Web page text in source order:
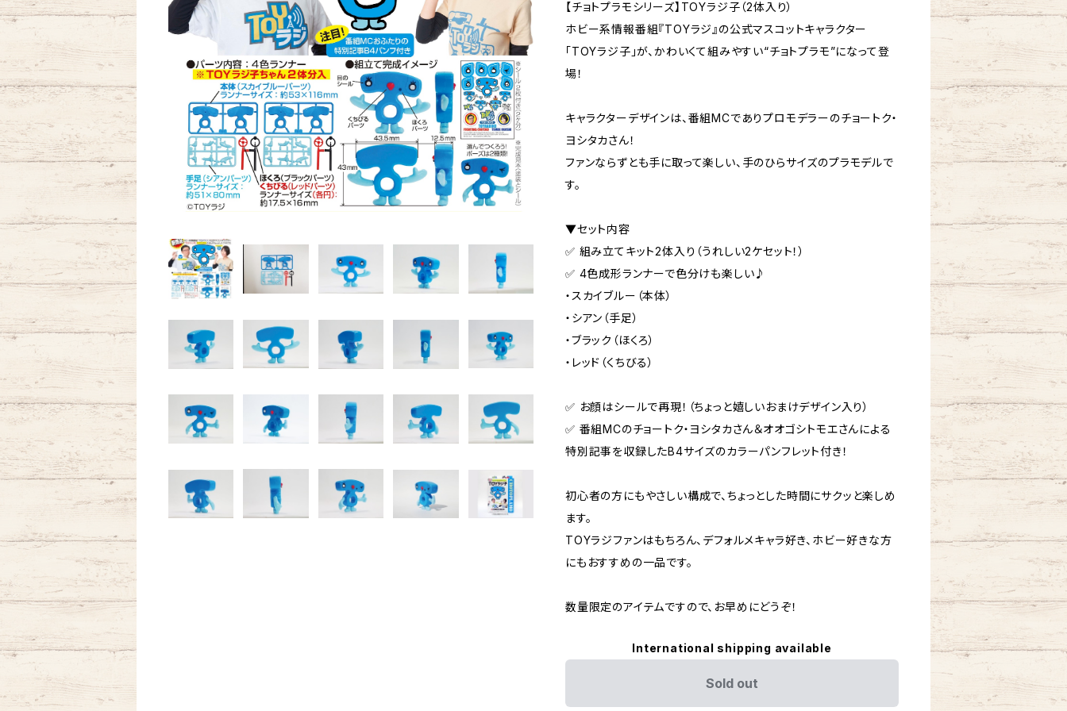
【チョトプラモシリーズ】TOYラジ子（2体入り）
ホビー系情報番組『TOYラジ』の公式マスコットキャラクター
「TOYラジ子」が、かわいくて組みやすい“チョトプラモ”になって登
場！
キャラクターデザインは、番組MCでありプロモデラーのチョートク・
ヨシタカさん！
ファンならずとも手に取って楽しい、手のひらサイズのプラモデルで
す。
▼セット内容
✅ 組み立てキット2体入り（うれしい2ケセット！）
✅ 4色成形ランナーで色分けも楽しい♪
・スカイブルー（本体）
・シアン（手足）
・ブラック（ほくろ）
・レッド（くちびる）
✅ お顔はシールで再現！（ちょっと嬉しいおまけデザイン入り）
✅ 番組MCのチョートク・ヨシタカさん＆オオゴシトモエさんによる
特別記事を収録したB4サイズのカラーパンフレット付き！
初心者の方にもやさしい構成で、ちょっとした時間にサクッと楽しめ
ます。
TOYラジファンはもちろん、デフォルメキャラ好き、ホビー好きな方
にもおすすめの一品です。
数量限定のアイテムですので、お早めにどうぞ！
International shipping available
Sold out